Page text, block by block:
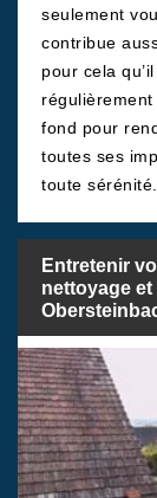
seulement
contribue
pour cela
fond pour
toutes ses
toute sérénité.
Entretenir
nettoyage